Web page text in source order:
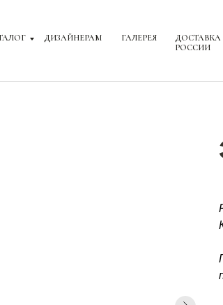
ДИЗАЙНЕРАМ ГАЛЕРЕЯ
ДОСТАВКА
РОССИИ